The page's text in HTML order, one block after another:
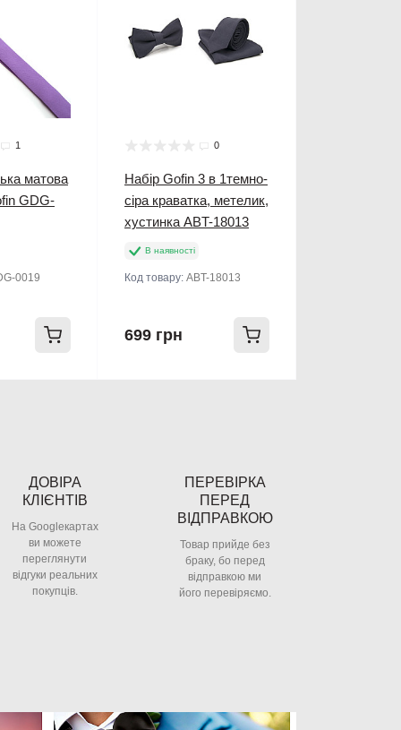
1
матова
GDG-
0019
0
Набір Gofin 3 в 1темно-
сіра краватка, метелик,
хустинка ABT-18013
В наявності
Код товару: ABT-18013
699 грн
ДОВІРА
КЛІЄНТІВ
На Googleкартах
ви можете
переглянути
відгуки реальних
покупців.
ПЕРЕВІРКА
ПЕРЕД
ВІДПРАВКОЮ
Товар прийде без
браку, бо перед
відправкою ми
його перевіряємо.